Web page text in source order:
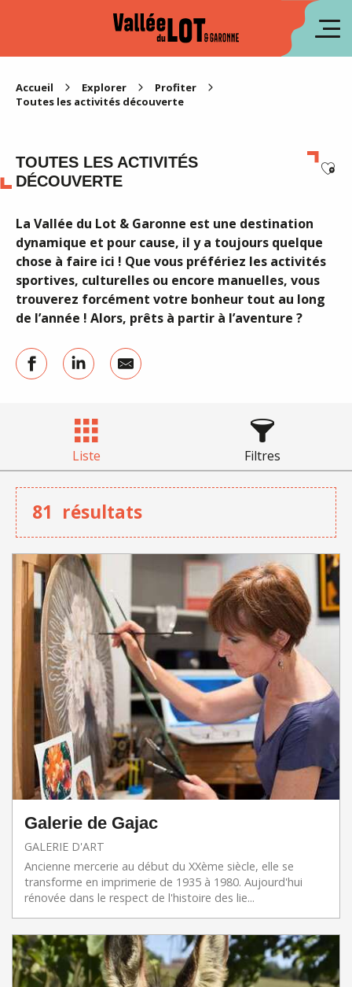
Accueil Explorer
Profiter
Toutes les activités découverte
TOUTES LES ACTIVITÉS
DÉCOUVERTE
La Vallée du Lot & Garonne est une destination
dynamique et pour cause, il y a toujours quelque
chose à faire ici ! Que vous préfériez les activités
sportives, culturelles ou encore manuelles, vous
trouverez forcément votre bonheur tout au long
de l’année ! Alors, prêts à partir à l’aventure ?
Liste Filtres
81 résultats
Galerie de Gajac
GALERIE D'ART
Ancienne mercerie au début du XXème siècle, elle se
transforme en imprimerie de 1935 à 1980. Aujourd'hui
rénovée dans le respect de l'histoire des lie...